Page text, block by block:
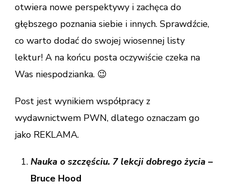
otwiera nowe perspektywy i zachęca do
głębszego poznania siebie i innych. Sprawdźcie,
co warto dodać do swojej wiosennej listy
lektur! A na końcu posta oczywiście czeka na
Was niespodzianka. 😉
Post jest wynikiem współpracy z
wydawnictwem PWN, dlatego oznaczam go
jako REKLAMA.
Nauka o szczęściu. 7 lekcji dobrego życia –
Bruce Hood